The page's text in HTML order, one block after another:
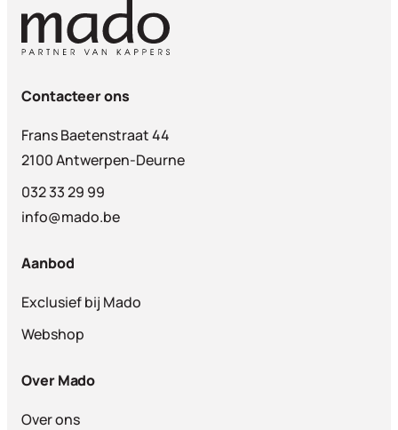
Contacteer ons
Frans Baetenstraat 44
2100 Antwerpen-Deurne
032 33 29 99
info@mado.be
Aanbod
Exclusief bij Mado
Webshop
Over Mado
Over ons